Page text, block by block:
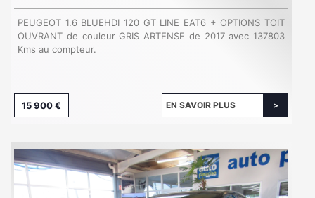
PEUGEOT 1.6 BLUEHDI 120 GT LINE EAT6 + OPTIONS TOIT
OUVRANT de couleur GRIS ARTENSE de 2017 avec 137803
Kms au compteur.
15 900 € EN SAVOIR PLUS